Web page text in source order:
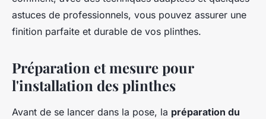
astuces de professionnels, vous pouvez assurer une
finition parfaite et durable de vos plinthes.
Préparation et mesure pour
l'installation des plinthes
Avant de se lancer dans la pose, la préparation du